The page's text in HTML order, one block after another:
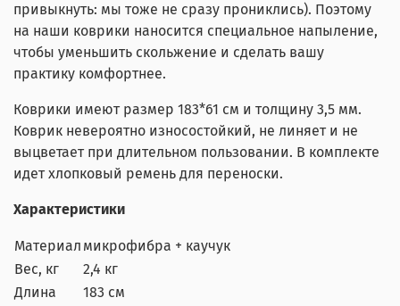
привыкнуть: мы тоже не сразу прониклись). Поэтому
на наши коврики наносится специальное напыление,
чтобы уменьшить скольжение и сделать вашу
практику комфортнее.
Коврики имеют размер 183*61 см и толщину 3,5 мм.
Коврик невероятно износостойкий, не линяет и не
выцветает при длительном пользовании. В комплекте
идет хлопковый ремень для переноски.
Характеристики
Материал микрофибра + каучук
Вес, кг
2,4 кг
Длина
183 см